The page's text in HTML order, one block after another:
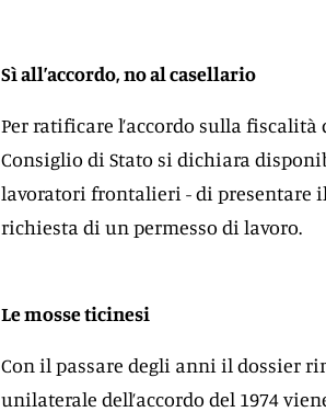
Sì all’accordo, no al casellario
Per ratificare l’accordo sulla
Consiglio di Stato si dichiara
lavoratori frontalieri - di presentare
richiesta di un permesso di lavoro.
Le mosse ticinesi
Con il passare degli anni il dossier
unilaterale dell’accordo del 1974